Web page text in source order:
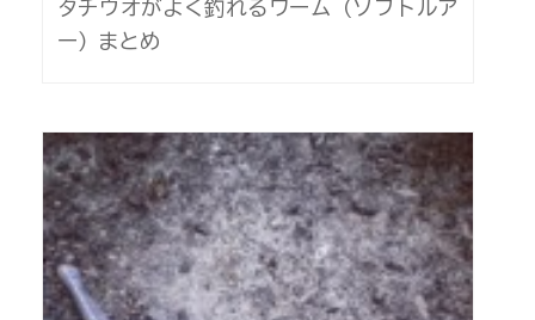
タチウオがよく釣れるワーム（ソフトルア
ー）まとめ